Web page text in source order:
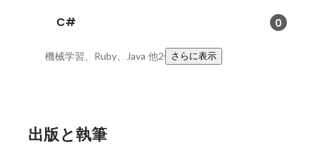
C# 0
機械学習、Ruby、Java 他2件さらに表示
出版と執筆